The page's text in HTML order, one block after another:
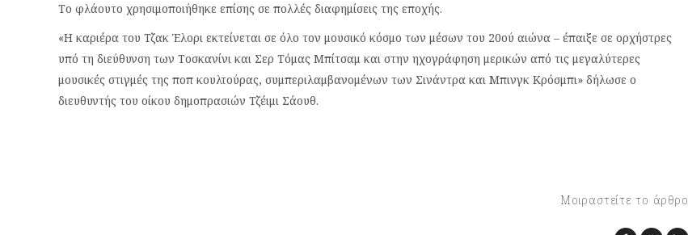
Το φλάουτο χρησιμοποιήθηκε επίσης σε πολλές διαφημίσεις της εποχής.
«Η καριέρα του Τζακ Έλορι εκτείνεται σε όλο τον μουσικό κόσμο των μέσων του 20ού αιώνα – έπαιξε σε ορχήστρες
υπό τη διεύθυνση των Τοσκανίνι και Σερ Τόμας Μπίτσαμ και στην ηχογράφηση μερικών από τις μεγαλύτερες
μουσικές στιγμές της ποπ κουλτούρας, συμπεριλαμβανομένων των Σινάντρα και Μπινγκ Κρόσμπι» δήλωσε ο
διευθυντής του οίκου δημοπρασιών Τζέιμι Σάουθ.
Μοιραστείτε το άρθρο